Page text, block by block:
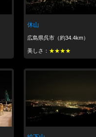
休山
広島県呉市（約34.4km）
美しさ： ★★★★